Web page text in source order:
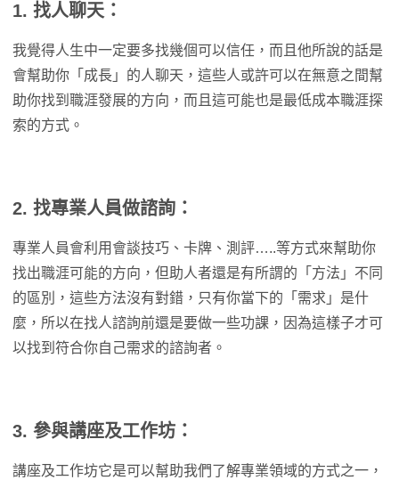
1. 找人聊天：
我覺得人生中一定要多找幾個可以信任，而且他所說的話是
會幫助你「成長」的人聊天，這些人或許可以在無意之間幫
助你找到職涯發展的方向，而且這可能也是最低成本職涯探
索的方式。
2. 找專業人員做諮詢：
專業人員會利用會談技巧、卡牌、測評…..等方式來幫助你
找出職涯可能的方向，但助人者還是有所謂的「方法」不同
的區別，這些方法沒有對錯，只有你當下的「需求」是什
麼，所以在找人諮詢前還是要做一些功課，因為這樣子才可
以找到符合你自己需求的諮詢者。
3. 參與講座及工作坊：
講座及工作坊它是可以幫助我們了解專業領域的方式之一，